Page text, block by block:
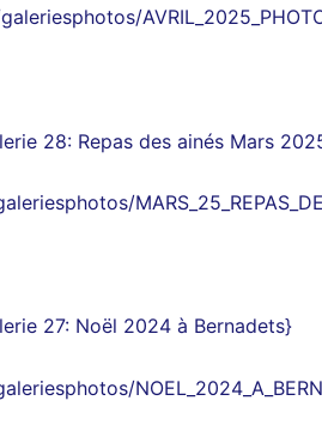
28: Repas des ainés Mars
27: Noël 2024 à Bernadets}